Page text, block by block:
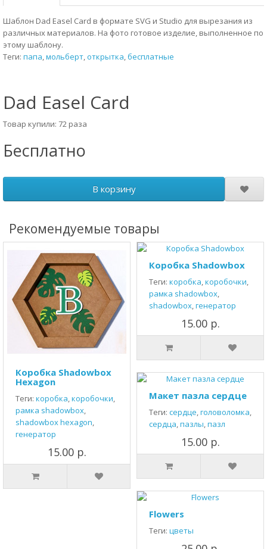
Шаблон Dad Easel Card в формате SVG и Studio для вырезания из
различных материалов. На фото готовое изделие, выполненное по
этому шаблону.
Теги: папа,мольберт,открытка,бесплатные
Dad Easel Card
Товар купили: 72 раза
Бесплатно
В корзину
Рекомендуемые товары
Коробка Shadowbox
Hexagon
Теги: коробка,коробочки,
рамка shadowbox,
shadowbox hexagon,
генератор
15.00 р.
Коробка Shadowbox
Теги: коробка,коробочки,
рамка shadowbox,
shadowbox,генератор
15.00 р.
Макет пазла сердце
Теги: сердце,головоломка,
сердца,пазлы,пазл
15.00 р.
Flowers
Теги: цветы